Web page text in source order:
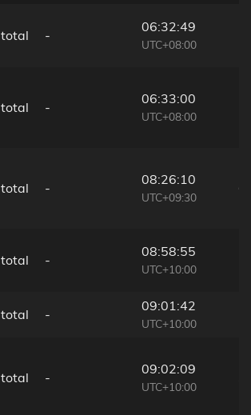
total -
06:32:49
UTC+08:00
total -
06:33:00
UTC+08:00
total -
08:26:10
UTC+09:30
total -
08:58:55
UTC+10:00
total -
09:01:42
UTC+10:00
total -
09:02:09
UTC+10:00